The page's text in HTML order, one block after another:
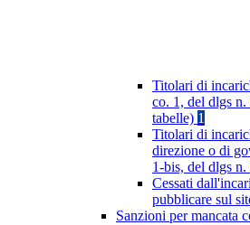
Titolari di
co. 1, del dlgs
tabelle) 1
Titolari di
direzione o di
1-bis, del dlgs
Cessati
pubblicare sul
Sanzioni per mancata